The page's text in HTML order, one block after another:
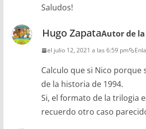
Saludos!
Hugo ZapataAutor de
el julio 12, 2021 a las 6:59 pm
Calculo que si Nico porque
de la historia de 1994.
Si, el formato de la trilogia
recuerdo otro caso